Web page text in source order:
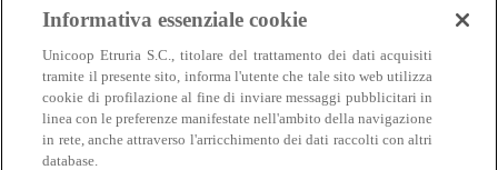
Carne
Carne
Informativa essenziale cookie
Unicoop Etruria S.C., titolare del trattamento dei dati acquisiti
tramite il presente sito, informa l'utente che tale sito web utilizza
cookie di profilazione al fine di inviare messaggi pubblicitari in
linea con le preferenze manifestate nell'ambito della navigazione
in rete, anche attraverso l'arricchimento dei dati raccolti con altri
database.